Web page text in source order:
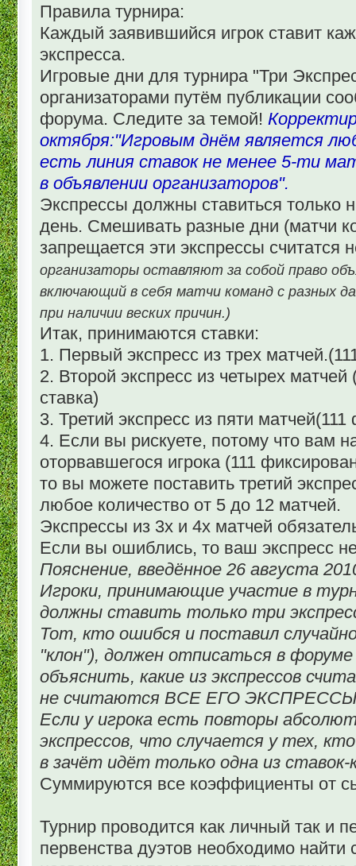
Правила турнира:
Каждый заявившийся игрок ставит
экспресса.
Игровые дни для турнира "Три
организаторами путём публикации
форума. Следите за темой!
октября:"Игровым днём является
есть линия ставок не менее 5-ти
в объявлении организаторов".
Экспрессы должны ставиться только
день. Смешивать разные дни (матчи
запрещается эти экспрессы считатся
организаторы оставляют за собой право
включающий в себя матчи команд с разных
при наличии веских причин.)
Итак, принимаются ставки:
1. Первый экспресс из трех
2. Второй экспресс из четырех
ставка)
3. Третий экспресс из пяти
4. Если вы рискуете, потому что вам
оторвавшегося игрока (111
то вы можете поставить третий
любое количество от 5 до 12 матчей.
Экспрессы из 3х и 4х матчей
Если вы ошиблись, то ваш экспресс
Пояснение, введённое 26 августа
Игроки, принимающие участие в
должны ставить только три
Тот, кто ошибся и поставил
"клон"), должен отписаться в
объяснить, какие из экспрессов
не считаются ВСЕ ЕГО
Если у игрока есть повторы
экспрессов, что случается у тех,
в зачёт идёт только одна из ставок-
Суммируются все коэффициенты от
Турнир проводится как личный так и
первенства дуэтов необходимо найти